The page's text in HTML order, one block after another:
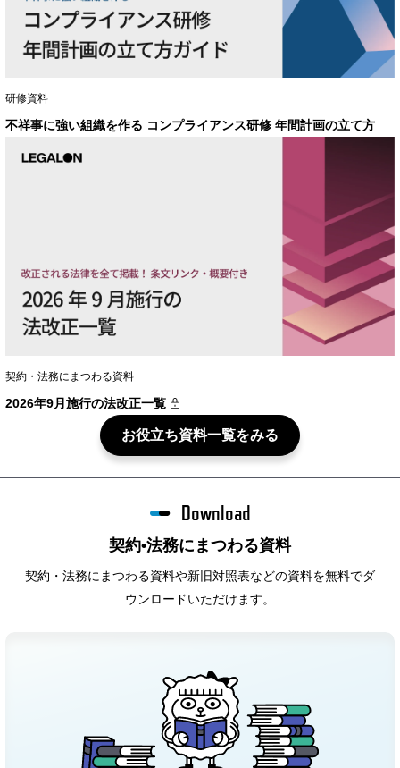
研修資料
不祥事に強い組織を作る コンプライアンス研修 年間計画の立て方
契約・法務にまつわる資料
2026年9月施行の法改正一覧
お役立ち資料一覧をみる
契約•法務にまつわる資料
Download
契約・法務にまつわる資料や新旧対照表などの資料を無料でダ
ウンロードいただけます。